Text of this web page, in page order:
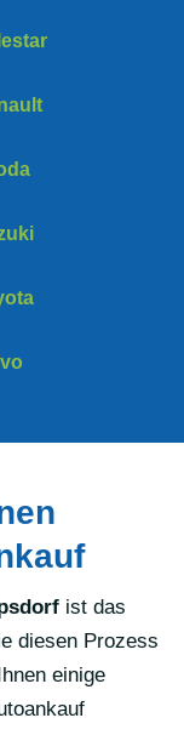
ist das
diesen Prozess
einige